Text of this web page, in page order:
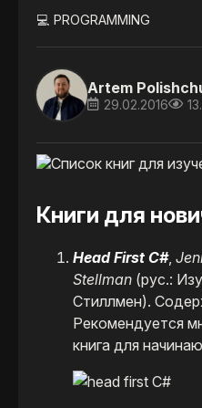
💻 PROGRAMMING
Artem
29.02.2016
Книги для
Head First C#,
Stellman (рус.:
Стиллмен).
Рекомендуется
книга для